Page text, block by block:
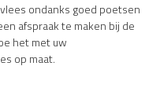
ondanks goed poetsen
afspraak te maken bij de
het met uw
op maat.